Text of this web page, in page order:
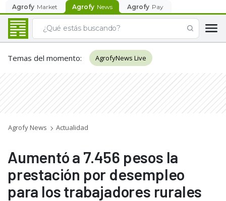
Agrofy Market Agrofy News Agrofy Pay
Temas del momento: AgrofyNews Live
Agrofy News Actualidad
Aumentó a 7.456 pesos la
prestación por desempleo
para los trabajadores rurales